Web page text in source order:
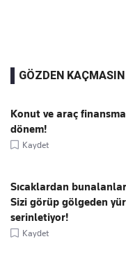
GÖZDEN KAÇMASIN
Konut ve araç
dönem!
Kaydet
Sıcaklardan
Sizi görüp gölgeden
serinletiyor!
Kaydet